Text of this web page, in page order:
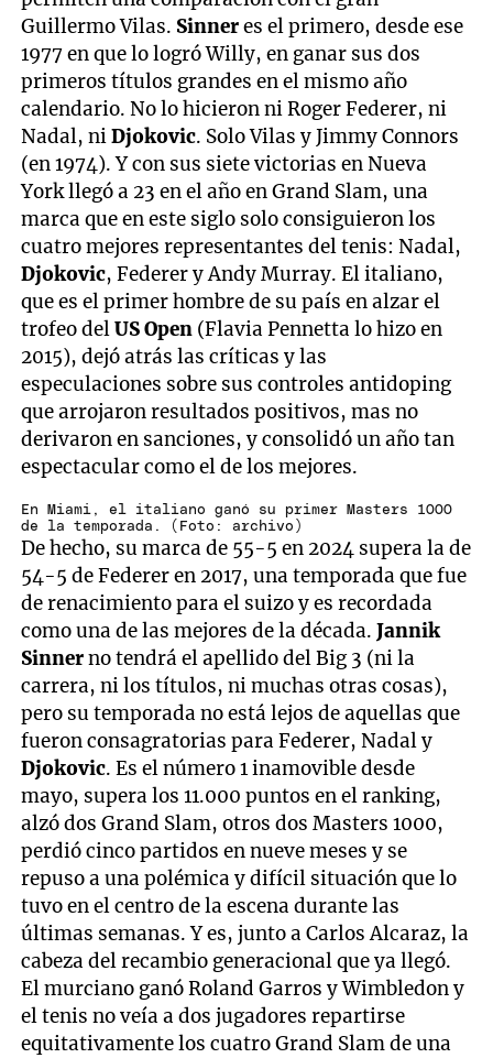
Guillermo Vilas. Sinneres el primero, desde ese
1977 en que lo logró Willy, en ganar sus dos
primeros títulos grandes en el mismo año
calendario. No lo hicieron ni Roger Federer, ni
Nadal, niDjokovic. Solo Vilas y Jimmy Connors
(en 1974). Y con sus siete victorias en Nueva
York llegó a 23 en el año en Grand Slam, una
marca que en este siglo solo consiguieron los
cuatro mejores representantes del tenis: Nadal,
Djokovic, Federer y Andy Murray. El italiano,
que es el primer hombre de su país en alzar el
trofeo delUS Open (Flavia Pennetta lo hizo en
2015), dejó atrás las críticas y las
especulaciones sobre sus controles antidoping
que arrojaron resultados positivos, mas no
derivaron en sanciones, y consolidó un año tan
espectacular como el de los mejores.
En Miami, el italiano ganó su primer Masters 1000
de la temporada. (Foto: archivo)
De hecho, su marca de 55-5 en 2024 supera la de
54-5 de Federer en 2017, una temporada que fue
de renacimiento para el suizo y es recordada
como una de las mejores de la década.Jannik
Sinnerno tendrá el apellido del Big 3 (ni la
carrera, ni los títulos, ni muchas otras cosas),
pero su temporada no está lejos de aquellas que
fueron consagratorias para Federer, Nadal y
Djokovic. Es el número 1 inamovible desde
mayo, supera los 11.000 puntos en el ranking,
alzó dos Grand Slam, otros dos Masters 1000,
perdió cinco partidos en nueve meses y se
repuso a una polémica y difícil situación que lo
tuvo en el centro de la escena durante las
últimas semanas. Y es, junto a Carlos Alcaraz, la
cabeza del recambio generacional que ya llegó.
El murciano ganó Roland Garros y Wimbledon y
el tenis no veía a dos jugadores repartirse
equitativamente los cuatro Grand Slam de una